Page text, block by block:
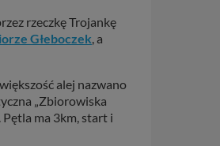
rzeczkę Trojankę
Głeboczek, a
alej nazwano
„Zbiorowiska
ma 3km, start i